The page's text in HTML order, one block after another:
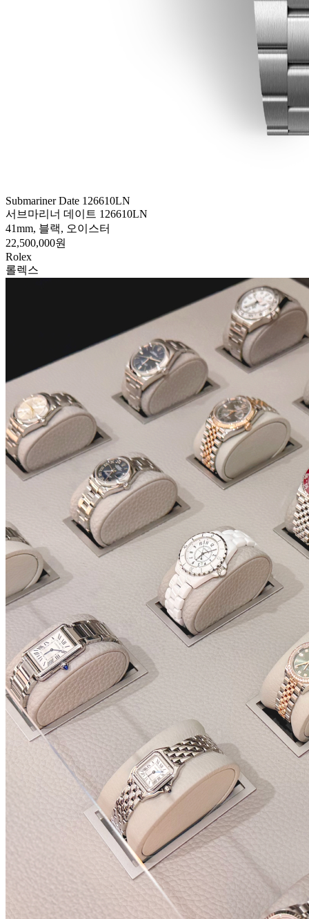
Submariner Date 126610LN
서브마리너 데이트 126610LN
41mm, 블랙, 오이스터
22,500,000원
Rolex
롤렉스